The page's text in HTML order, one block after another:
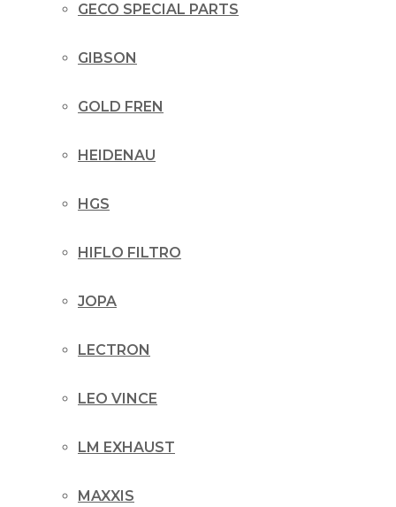
GECO SPECIAL PARTS
GIBSON
GOLD FREN
HEIDENAU
HGS
HIFLO FILTRO
JOPA
LECTRON
LEO VINCE
LM EXHAUST
MAXXIS